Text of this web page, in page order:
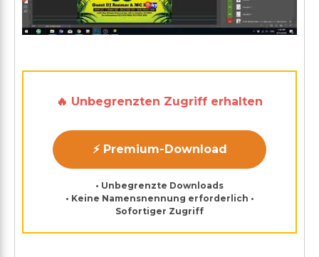
🔥 Unbegrenzten Zugriff erhalten
⚡ Premium-Download
• Unbegrenzte Downloads
• Keine Namensnennung erforderlich •
Sofortiger Zugriff